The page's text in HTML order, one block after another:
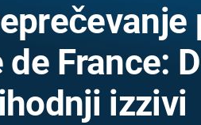
de France:
izzivi